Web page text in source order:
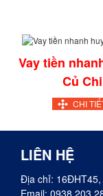
Vay tiền
Củ Chi
CHI
LIÊN HỆ
Địa chỉ: 16ĐHT45,
Email: